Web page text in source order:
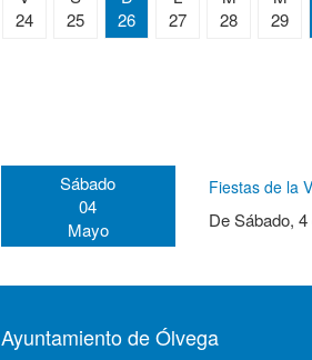
24
25
26
27
28
29
Sábado
04
Mayo
Fiestas de la
DeSábado,
Ayuntamiento de Ólvega